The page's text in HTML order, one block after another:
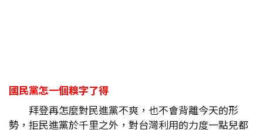
國民黨怎一個糗字了得
拜登再怎麼對民進黨不爽，也不會背離今天的形
勢，拒民進黨於千里之外，對台灣利用的力度一點兒都